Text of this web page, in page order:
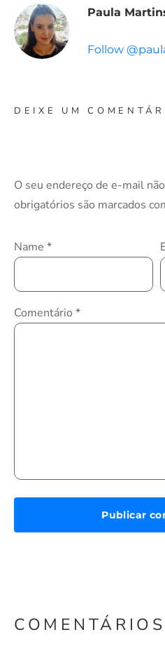
Paula
Follow
DEIXE UM
O seu endereço de e-mail
obrigatórios são marcados
Name *
Comentário *
COMENTÁRIOS